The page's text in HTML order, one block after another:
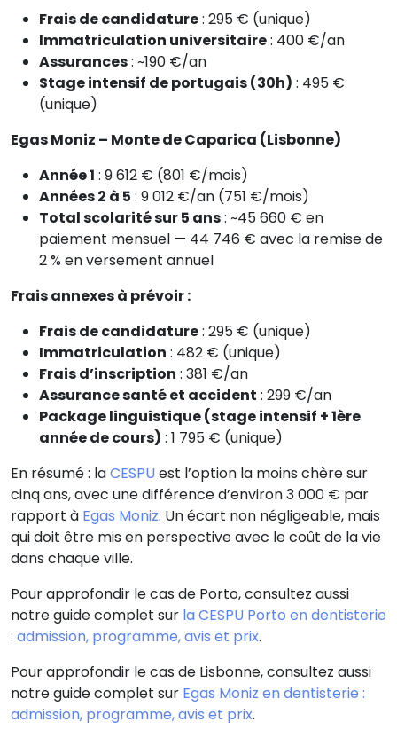
Frais de candidature: 295 € (unique)
Immatriculation universitaire: 400 €/an
Assurances: ~190 €/an
Stage intensif de portugais (30h) : 495 €
(unique)
Egas Moniz – Monte de Caparica (Lisbonne)
Année 1 : 9 612 € (801 €/mois)
Années 2 à 5 : 9 012 €/an (751 €/mois)
Total scolarité sur 5 ans: ~45 660 € en
paiement mensuel — 44 746 € avec la remise de
2 % en versement annuel
Frais annexes à prévoir :
Frais de candidature: 295 € (unique)
Immatriculation : 482 € (unique)
Frais d’inscription : 381 €/an
Assurance santé et accident : 299 €/an
Package linguistique (stage intensif + 1ère
année de cours) : 1 795 € (unique)
En résumé : laCESPUest l’option la moins chère sur
cinq ans, avec une différence d’environ 3 000 € par
rapport à Egas Moniz. Un écart non négligeable, mais
qui doit être mis en perspective avec le coût de la vie
dans chaque ville.
Pour approfondir le cas de Porto, consultez aussi
notre guide complet sur la CESPU Porto en dentisterie
: admission, programme, avis et prix.
Pour approfondir le cas de Lisbonne, consultez aussi
notre guide complet sur Egas Moniz en dentisterie :
admission, programme, avis et prix.